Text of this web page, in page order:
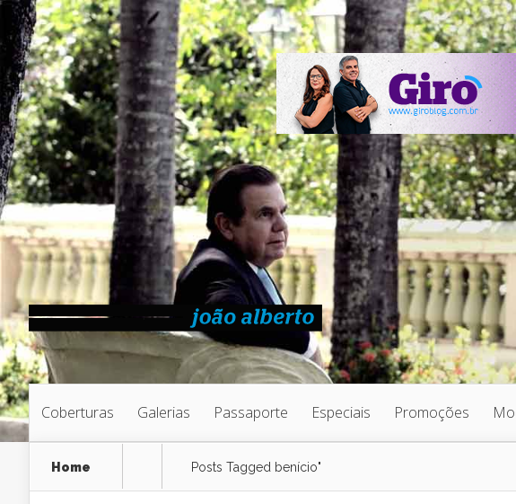
Coberturas Galerias Passaporte Especiais Promoções
Home Posts Tagged benício"